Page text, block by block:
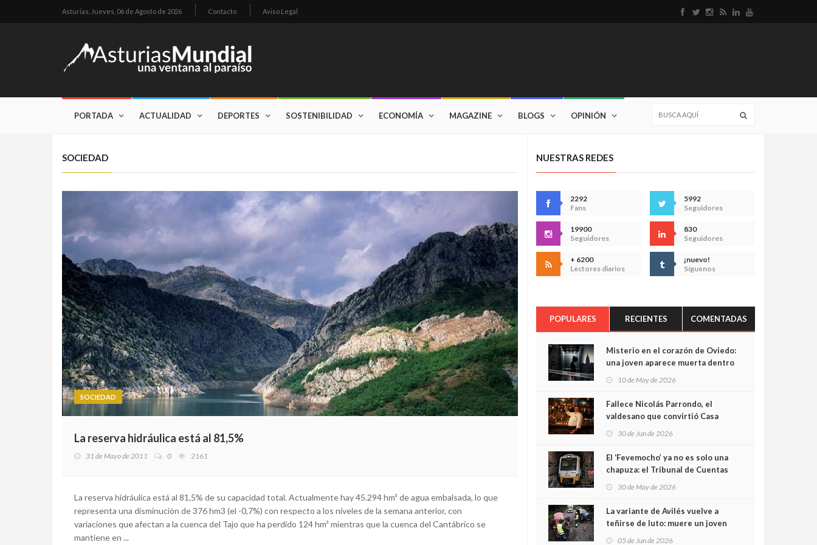
Asturias, Jueves, 06 de Agosto de 2026 Contacto Aviso Legal
PORTADA ACTUALIDAD DEPORTES SOSTENIBILIDAD ECONOMÍA MAGAZINE BLOGS OPINIÓN
SOCIEDAD
SOCIEDAD
La reserva hidráulica está al 81,5%
31 de Mayo de 2011 0 2161
La reserva hidráulica está al 81,5% de su capacidad total. Actualmente hay 45.294 hm³ de agua embalsada, lo que
representa una disminución de 376 hm3 (el -0,7%) con respecto a los niveles de la semana anterior, con
variaciones que afectan a la cuenca del Tajo que ha perdido 124 hm³ mientras que la cuenca del Cantábrico se
mantiene en ...
NUESTRAS REDES
2292
Fans
5992
Seguidores
19900
Seguidores
830
Seguidores
+ 6200
Lectores diarios
¡nuevo!
Síguenos
POPULARES RECIENTES COMENTADAS
Misterio en el corazón de Oviedo:
una joven aparece muerta dentro
cámaras captan sus últimos
minutos
10 de May de 2026
Fallece Nicolás Parrondo, el
valdesano que convirtió Casa
30 de Jun de 2026
El ‘Fevemocho’ ya no es solo una
chapuza: el Tribunal de Cuentas
sobrecoste de los trenes que no
cabían por los túneles
30 de May de 2026
La variante de Avilés vuelve a
teñirse de luto: muere un joven
05 de Jun de 2026